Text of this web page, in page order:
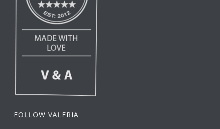
FOLLOW VALERIA